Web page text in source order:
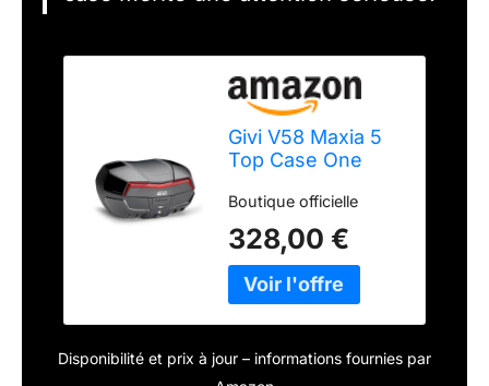
Givi V58 Maxia 5
Top Case One
Boutique officielle
328,00 €
Disponibilité et prix à jour – informations fournies par